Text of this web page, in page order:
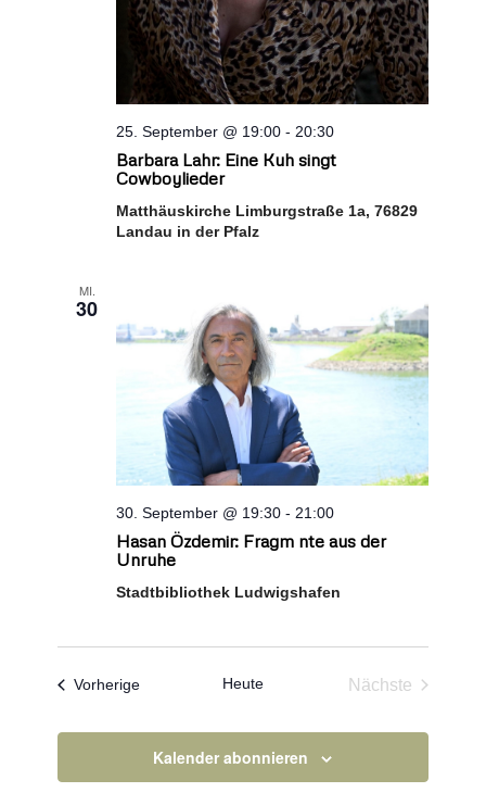
Barbara Lahr: Eine Kuh singt
Cowboylieder
25. September @ 19:00 - 20:30
Matthäuskirche Limburgstraße 1a, 76829
Landau in der Pfalz
MI.
30
Hasan Özdemir: Fragm nte aus der
Unruhe
30. September @ 19:30 - 21:00
Stadtbibliothek Ludwigshafen
VorherigeVeranstaltungen
Heute
Nächste
Kalender abonnieren